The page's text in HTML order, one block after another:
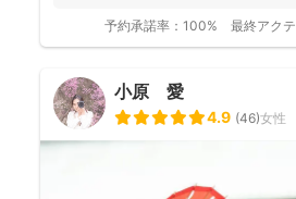
予約承諾率： 100% 最終アクテ
小原 愛
4.9 (46)女性